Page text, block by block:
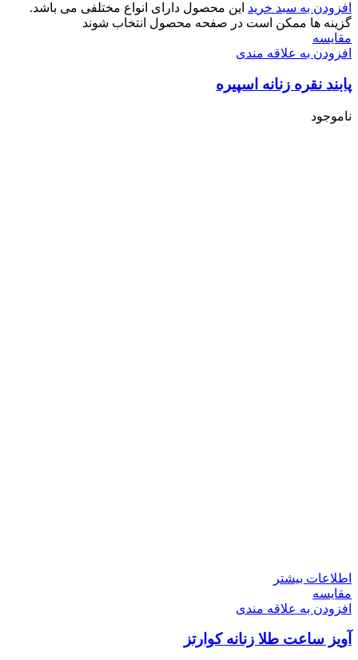
افزودن به سبد خرید این محصول دارای انواع مختلفی می باشد.
گزینه ها ممکن است در صفحه محصول انتخاب شوند
مقایسه
افزودن به علاقه مندی
پابند نقره زنانه اسپیره
ناموجود
اطلاعات بیشتر
مقایسه
افزودن به علاقه مندی
آویز ساعت طلا زنانه کوارتز